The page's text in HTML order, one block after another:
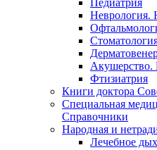
Педиатрия
Неврология.
Акушерство.
Фтизиатрия
Книги доктора
Специальная
Справочники
Народная и
Лечебное